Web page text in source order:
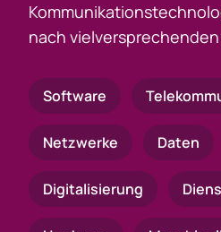
nach
Software
Netzwerke Daten
Digitalisierung